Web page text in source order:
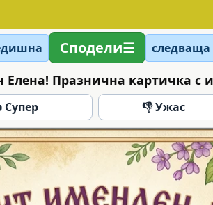
Сподели следваща
Елена! Празнична картичка с
Супер 👎 Ужас